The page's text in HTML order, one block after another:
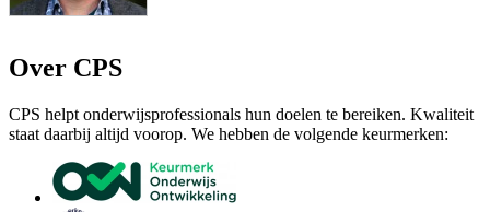
Over CPS
CPS helpt onderwijsprofessionals hun doelen te bereiken. Kwaliteit
staat daarbij altijd voorop. We hebben de volgende keurmerken: